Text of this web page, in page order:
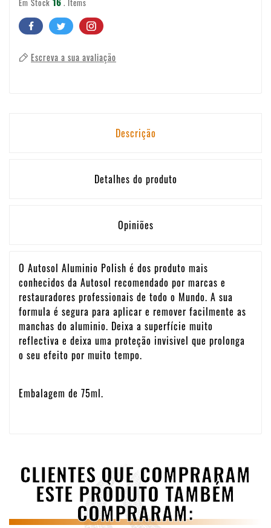
Escreva a sua avaliação
Descrição
Detalhes do produto
Opiniões
O Autosol Aluminio Polish é dos produto mais
conhecidos da Autosol recomendado por marcas e
restauradores professionais de todo o Mundo. A sua
formula é segura para aplicar e remover facilmente as
manchas do aluminio. Deixa a superfície muito
reflectiva e deixa uma proteção invisivel que prolonga
o seu efeito por muito tempo.
Embalagem de 75ml.
CLIENTES QUE COMPRARAM
ESTE PRODUTO TAMBÉM
COMPRARAM: